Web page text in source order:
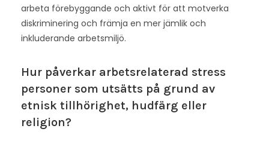
arbeta förebyggande och aktivt för att motverka
diskriminering och främja en mer jämlik och
inkluderande arbetsmiljö.
Hur påverkar arbetsrelaterad stress
personer som utsätts på grund av
etnisk tillhörighet, hudfärg eller
religion?